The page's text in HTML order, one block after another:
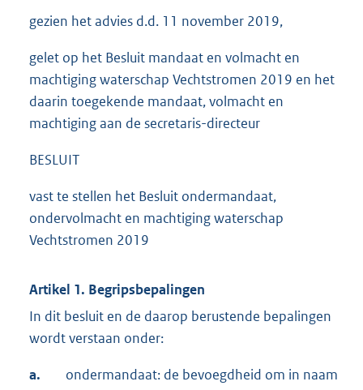
gezien het advies d.d. 11 november 2019,
gelet op het Besluit mandaat en volmacht en
machtiging waterschap Vechtstromen 2019 en het
daarin toegekende mandaat, volmacht en
machtiging aan de secretaris-directeur
BESLUIT
vast te stellen het Besluit ondermandaat,
ondervolmacht en machtiging waterschap
Vechtstromen 2019
Artikel 1. Begripsbepalingen
In dit besluit en de daarop berustende bepalingen
wordt verstaan onder:
a.
ondermandaat: de bevoegdheid om in naam